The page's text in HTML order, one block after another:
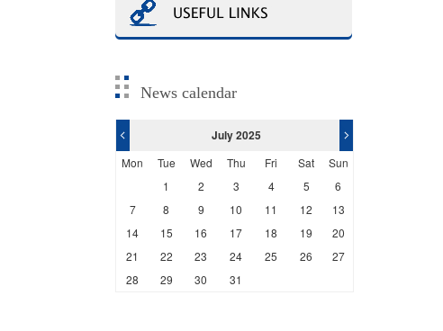
News calendar
July 2025
Mon Tue Wed Thu Fri Sat
Sun
1
2 3 4 5
6
7
8 9 10 11 12
13
14
15 16 17 18 19
20
21
22 23 24 25 26
27
28
29 30 31